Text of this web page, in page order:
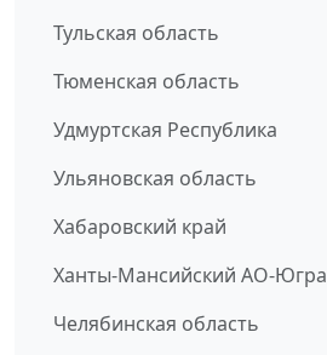
Тульская область
Тюменская область
Удмуртская Республика
Ульяновская область
Хабаровский край
Ханты-Мансийский АО-Югра
Челябинская область